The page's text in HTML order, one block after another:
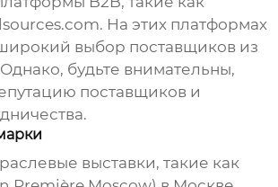
На этих платформах
выбор поставщиков из
будьте внимательны,
поставщиков и
выставки, такие как